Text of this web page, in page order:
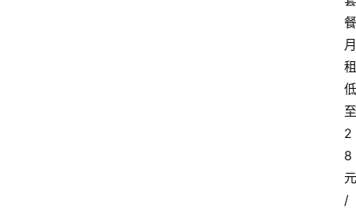
餐
月
租
低
至
2
8
元
/